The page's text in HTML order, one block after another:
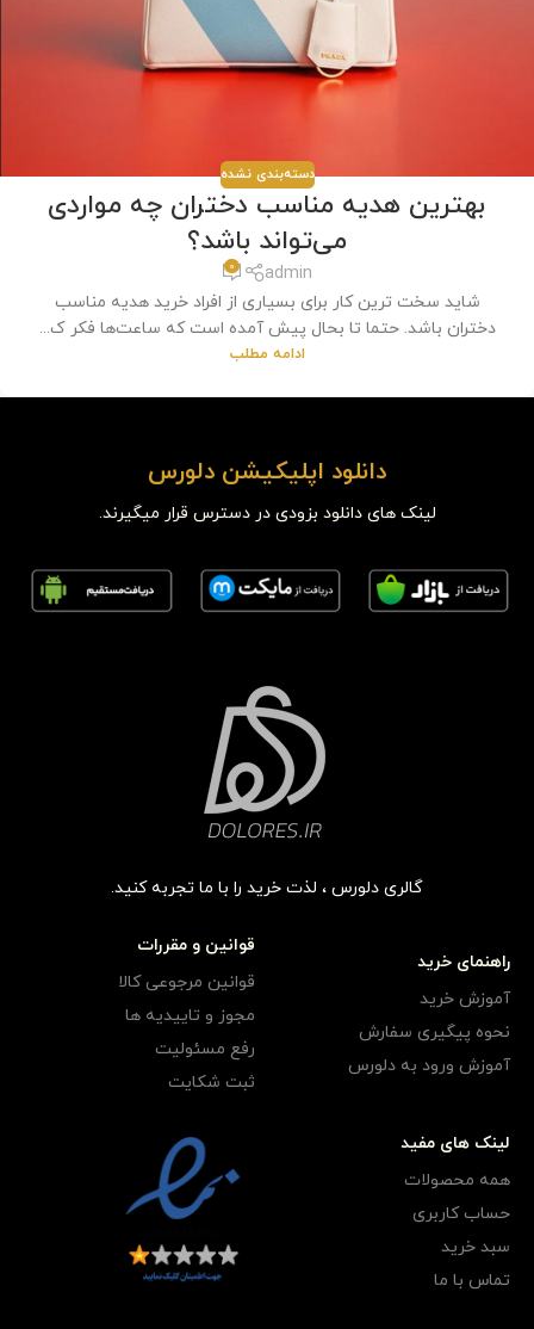
دسته‌بندی نشده
بهترین هدیه مناسب دختران چه مواردی
می‌تواند باشد؟
admin
0
شاید سخت ترین کار برای بسیاری از افراد خرید هدیه مناسب
دختران باشد. حتما تا بحال پیش آمده است که ساعت‌ها فکر ک...
ادامه مطلب
دانلود اپلیکیشن دلورس
لینک های دانلود بزودی در دسترس قرار میگیرند.
گالری دلورس ، لذت خرید را با ما تجربه کنید.
راهنمای خرید
آموزش خرید
نحوه پیگیری سفارش
آموزش ورود به دلورس
قوانین و مقررات
قوانین مرجوعی کالا
مجوز و تاییدیه ها
رفع مسئولیت
ثبت شکایت
لینک های مفید
همه محصولات
حساب کاربری
سبد خرید
تماس با ما